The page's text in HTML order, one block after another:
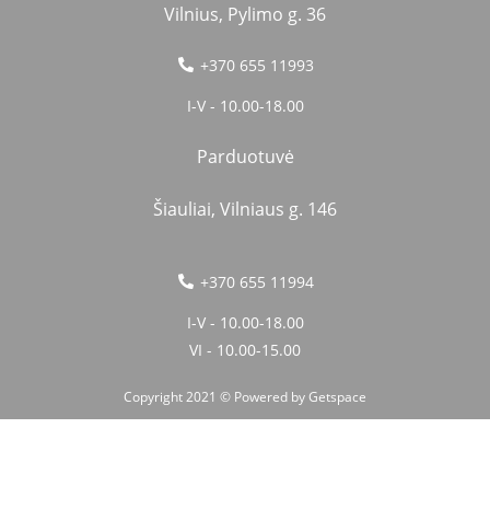
Vilnius, Pylimo g. 36
+370 655 11993
I-V - 10.00-18.00
Parduotuvė
Šiauliai, Vilniaus g. 146
+370 655 11994
I-V - 10.00-18.00
VI - 10.00-15.00
Copyright 2021 © Powered byGetspace